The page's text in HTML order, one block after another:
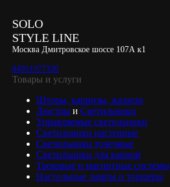
SOLO
STYLE LINE
Москва Дмитровское шоссе 107А к1
84951977330
Товары и услуги
Шторы, карнизы, жалюзи
Люстры и Светильники
Управляемые светильники
Светильники настенные
Светильники точечные
Светильники для ванной
Трековые и магнитные системы
Настольные лампы и торшеры